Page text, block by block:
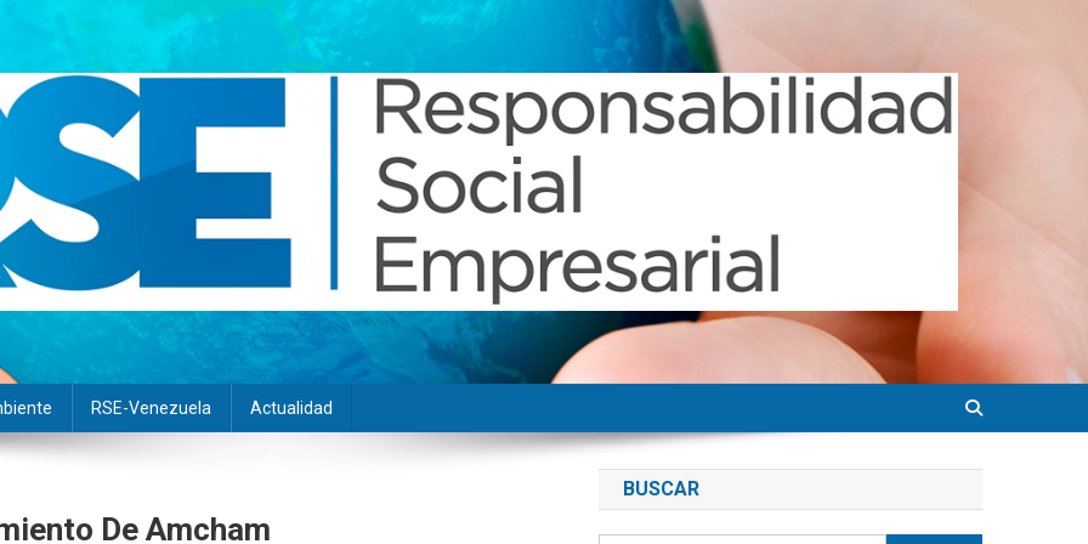
RSE-Venezuela Actualidad
De Amcham
BUSCAR